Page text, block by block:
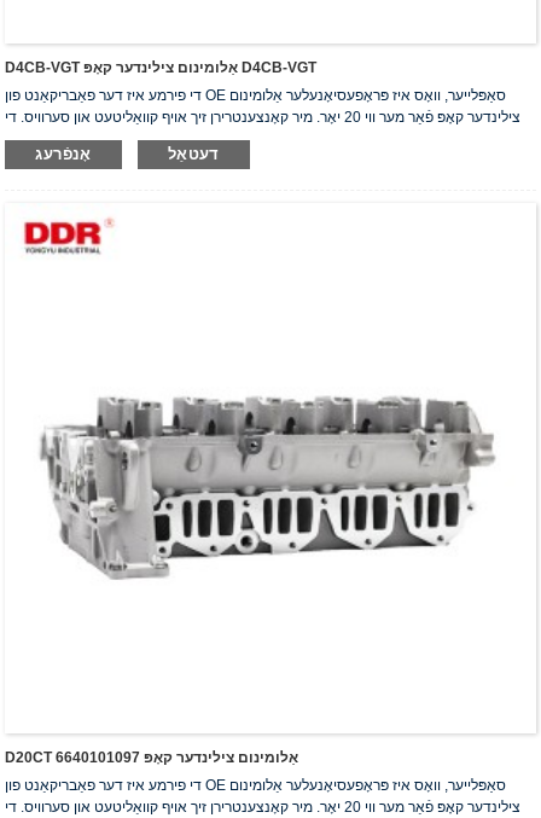
D4CB-VGT אַלומינום צילינדער קאָפּ D4CB-VGT
די פירמע איז דער פאַבריקאַנט פון OE סאַפּלייער, וואָס איז פּראָפעסיאָנעלער אַלומינום
צילינדער קאָפּ פֿאַר מער ווי 20 יאָר. מיר קאָנצענטרירן זיך אויף קוואַליטעט און סערוויס. די
צילינדער קאָפּ האָבן באַקומען די ISO16949 אויטענטיפֿיקאַציע סערטיפֿיקאַט, "דער
הויך-פאַרזיגלטער צילינדער קאָפּ", "די לאַנגע נוצלעכקייט פון צילינדער קאָפּ" און די אַנדערע
אָנפֿרעג דעטאַל
D20CT אַלומינום צילינדער קאָפּ 6640101097
די פירמע איז דער פאַבריקאַנט פון OE סאַפּלייער, וואָס איז פּראָפעסיאָנעלער אַלומינום
צילינדער קאָפּ פֿאַר מער ווי 20 יאָר. מיר קאָנצענטרירן זיך אויף קוואַליטעט און סערוויס. די